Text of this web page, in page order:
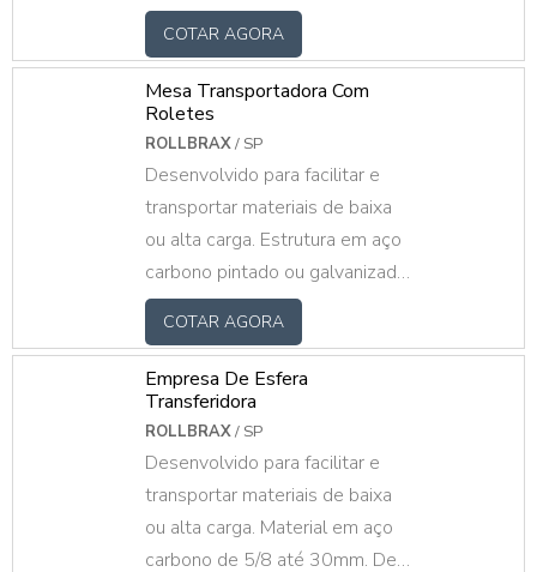
galvanizado ou pintado, inox,
alumínio e PVC. Eixo trefilado
em aço carbono, inox ou
alumínio com mancais em PP,
aço estampado ou rolamento
direto no tubo. Roletes sob
medida, fazemos mediante ao
projeto do cliente.
COTAR AGORA
Mesa Transportadora Com
Roletes
ROLLBRAX/ SP
Desenvolvido para facilitar e
transportar materiais de baixa
ou alta carga. Estrutura em aço
carbono pintado ou galvanizado,
com roletes livres galvanizados
ou pintados mediante ao projeto
do cliente.
COTAR AGORA
Empresa De Esfera
Transferidora
ROLLBRAX/ SP
Desenvolvido para facilitar e
transportar materiais de baixa
ou alta carga. Material em aço
carbono de 5/8 até 30mm. De